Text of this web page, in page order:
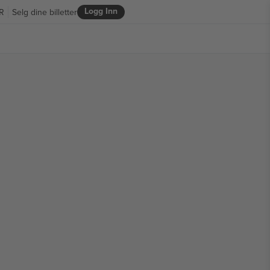
Logg Inn
Selg dine billetter